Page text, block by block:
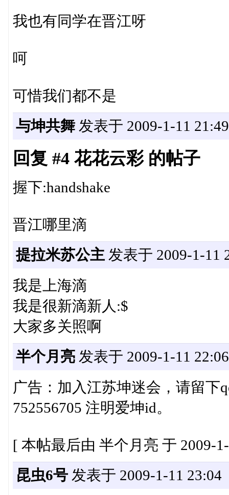
我也有同学在晋江呀
呵
可惜我们都不是
与坤共舞发表于 2009-1-11 21:49
回复 #4 花花云彩 的帖子
握下:handshake
晋江哪里滴
提拉米苏公主发表于 2009-1-11
我是上海滴
我是很新滴新人:$
大家多关照啊
半个月亮发表于 2009-1-11 22:06
广告：加入江苏坤迷会，请留下
752556705 注明爱坤id。
[ 本帖最后由 半个月亮 于 2009-
昆虫6号发表于 2009-1-11 23:04